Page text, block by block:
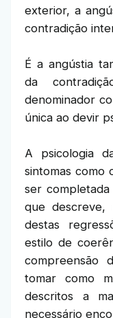
exterior, a
contradição
É a angústia
da
denominador
única ao devir
A psicologia
sintomas como
ser
que descreve,
destas
estilo de
compreensão
tomar como
descritos a
necessário